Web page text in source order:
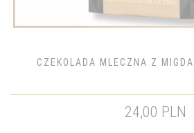
CZEKOLADA MLECZNA Z
24,00 PLN